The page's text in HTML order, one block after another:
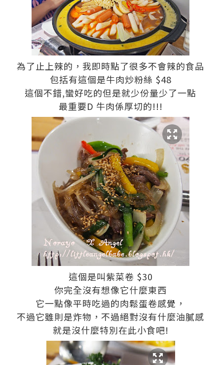
為了止上辣的，我即時點了很多不會辣的食品
包括有這個是牛肉炒粉絲 $48
這個不錯,蠻好吃的但是就少份量少了一點
最重要D 牛肉係厚切的!!!
這個是叫紫菜卷 $30
你完全沒有想像它什麼東西
它一點像平時吃過的肉鬆蛋卷感覺，
不過它雖則是炸物，不過絕對沒有什麼油膩感
就是沒什麼特別在此小食吧!